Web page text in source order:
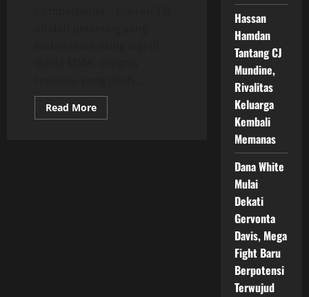
Read MoreRead
more
Hassan
Hamdan
Tantang CJ
Mundine,
Rivalitas
Keluarga
Kembali
Memanas
Dana White
Mulai
Dekati
Gervonta
Davis, Mega
Fight Baru
Berpotensi
Terwujud